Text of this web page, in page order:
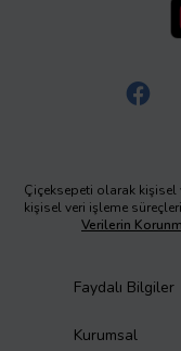
Çiçeksepeti olarak
kişisel veri işleme
Verilerin
Faydalı Bilgiler
Kurumsal